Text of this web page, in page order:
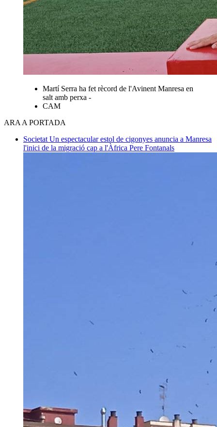
Martí Serra ha fet rècord de l'Avinent Manresa en
salt amb perxa -
CAM
ARA A PORTADA
Societat Un espectacular estol de cigonyes anuncia a Manresa
l'inici de la migració cap a l'Àfrica Pere Fontanals